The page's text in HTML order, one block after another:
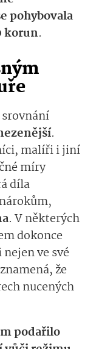
pohybovala
korun.
.
malíři i jiní
míry
díla
. V některých
dokonce
ve své
že
nucených
podařilo